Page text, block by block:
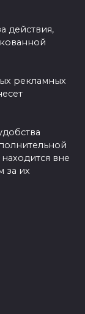
действия,
рекламных
вне
за их